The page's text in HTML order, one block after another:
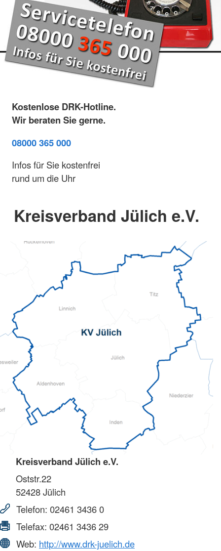
Kostenlose DRK-Hotline.
Wir beraten Sie gerne.
08000 365 000
Infos für Sie kostenfrei
rund um die Uhr
Kreisverband Jülich e.V.
Kreisverband Jülich e.V.
Oststr.22
52428Jülich
Telefon: 02461 3436 0
Telefax: 02461 3436 29
Web: http://www.drk-juelich.de